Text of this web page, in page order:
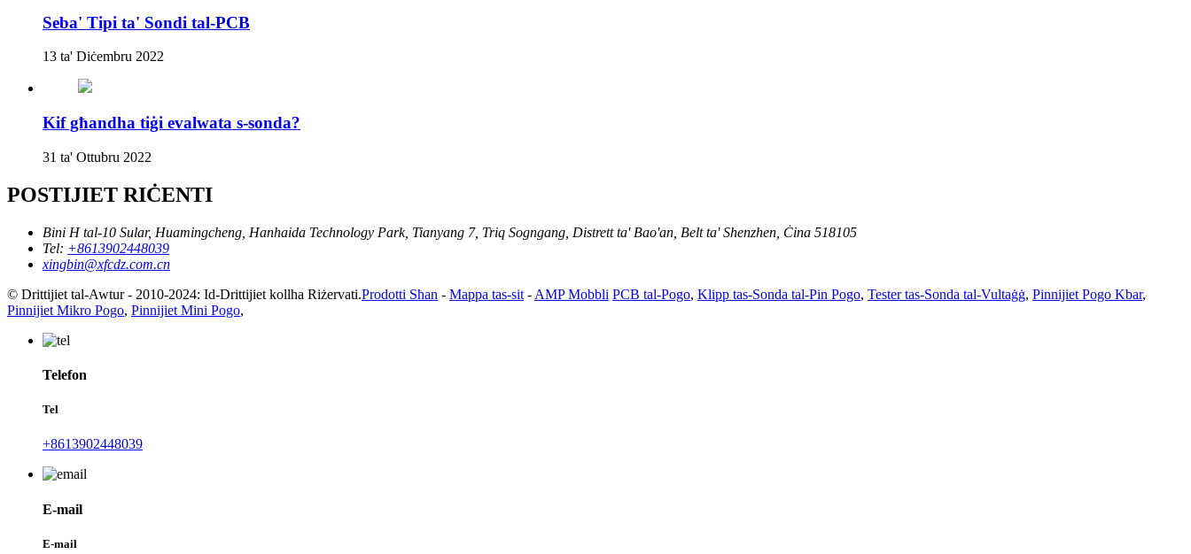
Seba' Tipi ta' Sondi tal-PCB
13 ta' Diċembru 2022
Kif għandha tiġi evalwata s-sonda?
31 ta' Ottubru 2022
POSTIJIET RIĊENTI
Bini H tal-10 Sular, Huamingcheng, Hanhaida Technology Park, Tianyang 7, Triq Sogngang, Distrett ta' Bao'an, Belt ta' Shenzhen, Ċina 518105
Tel: +8613902448039
xingbin@xfcdz.com.cn
© Drittijiet tal-Awtur - 2010-2024: Id-Drittijiet kollha Riżervati.Prodotti Sħan - Mappa tas-sit - AMP Mobbli PCB tal-Pogo, Klipp tas-Sonda tal-Pin Pogo, Tester tas-Sonda tal-Vultaġġ, Pinnijiet Pogo Kbar,
Pinnijiet Mikro Pogo, Pinnijiet Mini Pogo,
Telefon
Tel
+8613902448039
E-mail
E-mail